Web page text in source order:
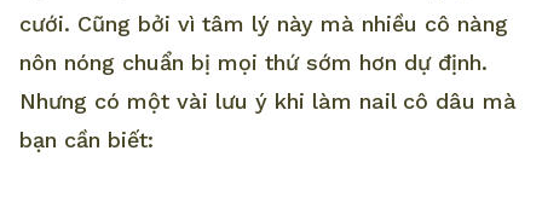
cưới. Cũng bởi vì tâm lý này mà nhiều cô nàng
nôn nóng chuẩn bị mọi thứ sớm hơn dự định.
Nhưng có một vài lưu ý khi làm nail cô dâu mà
bạn cần biết: